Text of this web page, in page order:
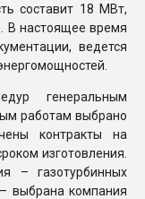
составит 18 МВт,
В настоящее время
ведется
генеральным
работам выбрано
контракты на
изготовления.
– газотурбинных
– выбрана компания